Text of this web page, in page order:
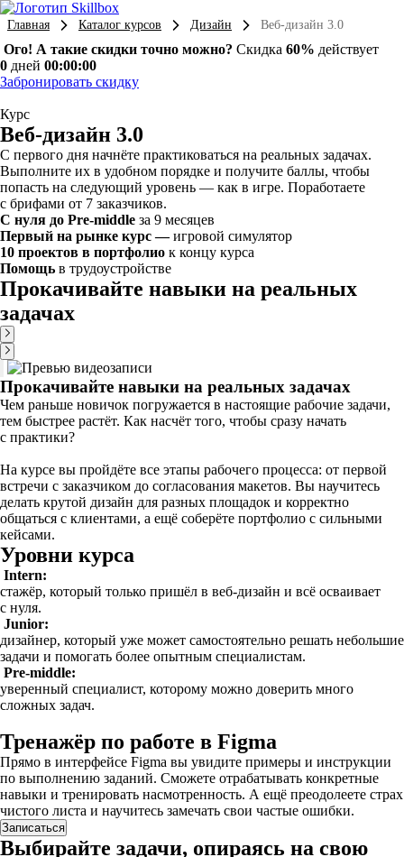
Главная Каталог курсов Дизайн Веб-дизайн 3.0
Ого! А такие скидки точно можно? Скидка 60% действует
0 дней 00:00:00
Забронировать скидку
Курс
Веб-дизайн 3.0
С первого дня начнёте практиковаться на реальных задачах.
Выполните их в удобном порядке и получите баллы, чтобы
попасть на следующий уровень — как в игре. Поработаете
с брифами от 7 заказчиков.
С нуля до Pre-middle за 9 месяцев
Первый на рынке курс —игровой симулятор
10 проектов в портфолио к концу курса
Помощь в трудоустройстве
Прокачивайте навыки на реальных
задачах
Прокачивайте навыки на реальных задачах
Чем раньше новичок погружается в настоящие рабочие задачи,
тем быстрее растёт. Как насчёт того, чтобы сразу начать
с практики?
На курсе вы пройдёте все этапы рабочего процесса: от первой
встречи с заказчиком до согласования макетов. Вы научитесь
делать крутой дизайн для разных площадок и корректно
общаться с клиентами, а ещё соберёте портфолио с сильными
кейсами.
Уровни курса
Intern:
стажёр, который только пришёл в веб-дизайн и всё осваивает
с нуля.
Junior:
дизайнер, который уже может самостоятельно решать небольшие
задачи и помогать более опытным специалистам.
Pre-middle:
уверенный специалист, которому можно доверить много
сложных задач.
Тренажёр по работе в Figma
Прямо в интерфейсе Figma вы увидите примеры и инструкции
по выполнению заданий. Сможете отрабатывать конкретные
навыки и тренировать насмотренность. А ещё преодолеете страх
чистого листа и научитесь замечать свои частые ошибки.
Записаться
Выбирайте задачи, опираясь на свою